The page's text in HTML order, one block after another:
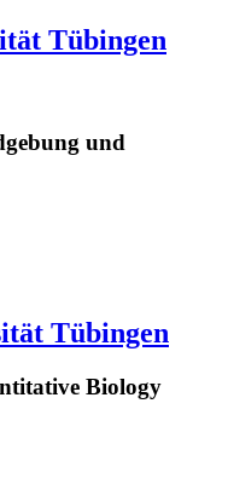
Tübingen
und
Tübingen
Biology